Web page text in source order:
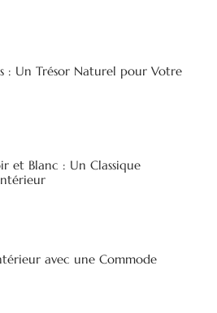
: Un Trésor Naturel pour Votre
et Blanc : Un Classique
avec une Commode